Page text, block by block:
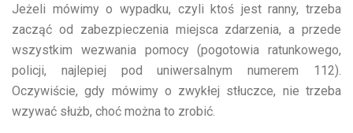
Jeżeli mówimy o wypadku, czyli ktoś jest ranny, trzeba
zacząć od zabezpieczenia miejsca zdarzenia, a przede
wszystkim wezwania pomocy (pogotowia ratunkowego,
policji, najlepiej pod uniwersalnym numerem 112).
Oczywiście, gdy mówimy o zwykłej stłuczce, nie trzeba
wzywać służb, choć można to zrobić.